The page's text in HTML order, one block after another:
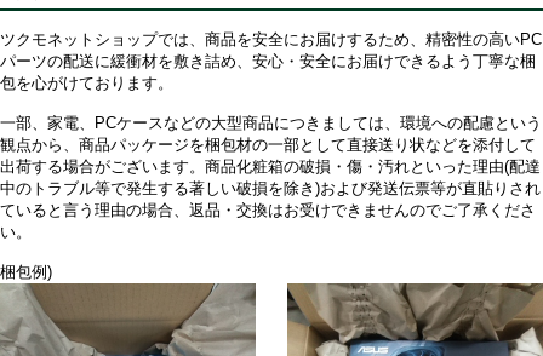
ツクモネットショップでは、商品を安全にお届けするため、精密性の高いPC
パーツの配送に緩衝材を敷き詰め、安心・安全にお届けできるよう丁寧な梱
包を心がけております。
一部、家電、PCケースなどの大型商品につきましては、環境への配慮という
観点から、商品パッケージを梱包材の一部として直接送り状などを添付して
出荷する場合がございます。商品化粧箱の破損・傷・汚れといった理由(配達
中のトラブル等で発生する著しい破損を除き)および発送伝票等が直貼りされ
ていると言う理由の場合、返品・交換はお受けできませんのでご了承くださ
い。
梱包例)